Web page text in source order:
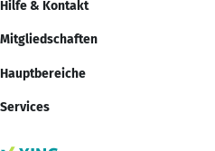
Hilfe & Kontakt
Mitgliedschaften
Hauptbereiche
Services